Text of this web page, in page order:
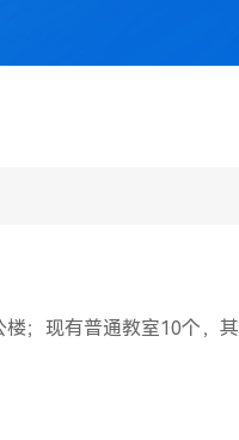
；现有普通教室10个，其